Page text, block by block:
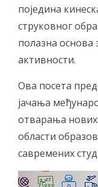
поједина
струковног
полазна основа
активности.
Ова посета
јачања
отварања
области
савремених